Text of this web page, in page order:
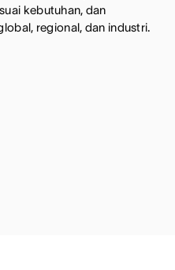
kebutuhan, dan
regional, dan industri.